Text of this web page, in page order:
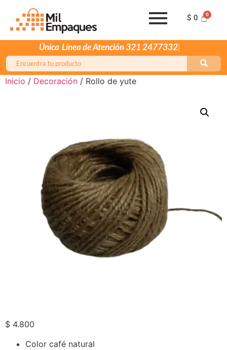
$ 0
Única Línea de Atención 321 2477332
Inicio / Decoración / Rollo de yute
$ 4.800
Color café natural